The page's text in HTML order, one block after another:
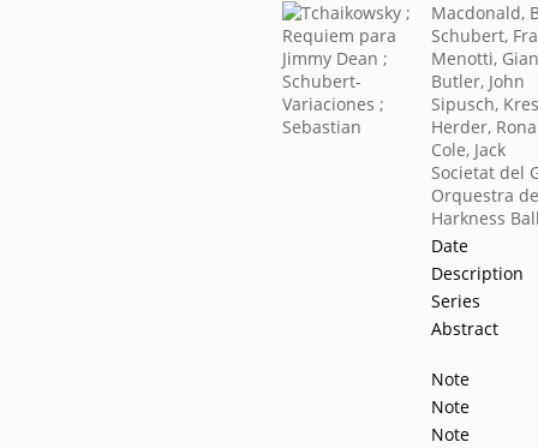
Macdonald,
Schubert,
Menotti,
Butler, John
Sipusch,
Herder,
Cole, Jack
Societat del
Orquestra
Harkness
Date
Description
Series
Abstract
Note
Note
Note